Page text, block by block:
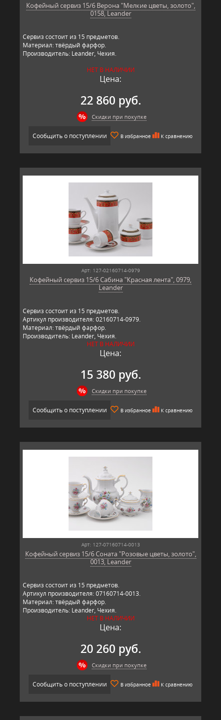
Кофейный сервиз 15/6 Верона "Мелкие цветы, золото",
0158, Leander
Сервиз состоит из 15 предметов.
Материал: твёрдый фарфор.
Производитель: Leander, Чехия.
НЕТ В НАЛИЧИИ
Цена:
22 860 руб.
Скидки при покупке
Сообщить о поступлении В избранное К сравнению
Арт: 127-02160714-0979
Кофейный сервиз 15/6 Сабина "Красная лента", 0979,
Leander
Сервиз состоит из 15 предметов.
Артикул производителя: 02160714-0979.
Материал: твёрдый фарфор.
Производитель: Leander, Чехия.
НЕТ В НАЛИЧИИ
Цена:
15 380 руб.
Скидки при покупке
Сообщить о поступлении В избранное К сравнению
Арт: 127-07160714-0013
Кофейный сервиз 15/6 Соната "Розовые цветы, золото",
0013, Leander
Сервиз состоит из 15 предметов.
Артикул производителя: 07160714-0013.
Материал: твёрдый фарфор.
Производитель: Leander, Чехия.
НЕТ В НАЛИЧИИ
Цена:
20 260 руб.
Скидки при покупке
Сообщить о поступлении В избранное К сравнению